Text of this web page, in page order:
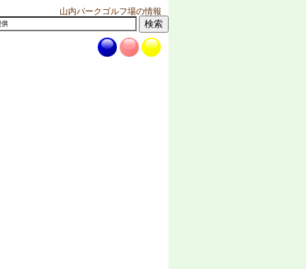
山内パークゴルフ場の情報